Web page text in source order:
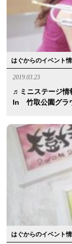
はぐからのイベント
2019.03.23
♬ミニステージ
In 竹取公園グラ
はぐからのイベント